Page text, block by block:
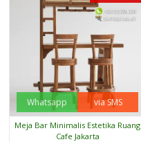
Whatsapp via SMS
Meja Bar Minimalis Estetika Ruang
Cafe Jakarta